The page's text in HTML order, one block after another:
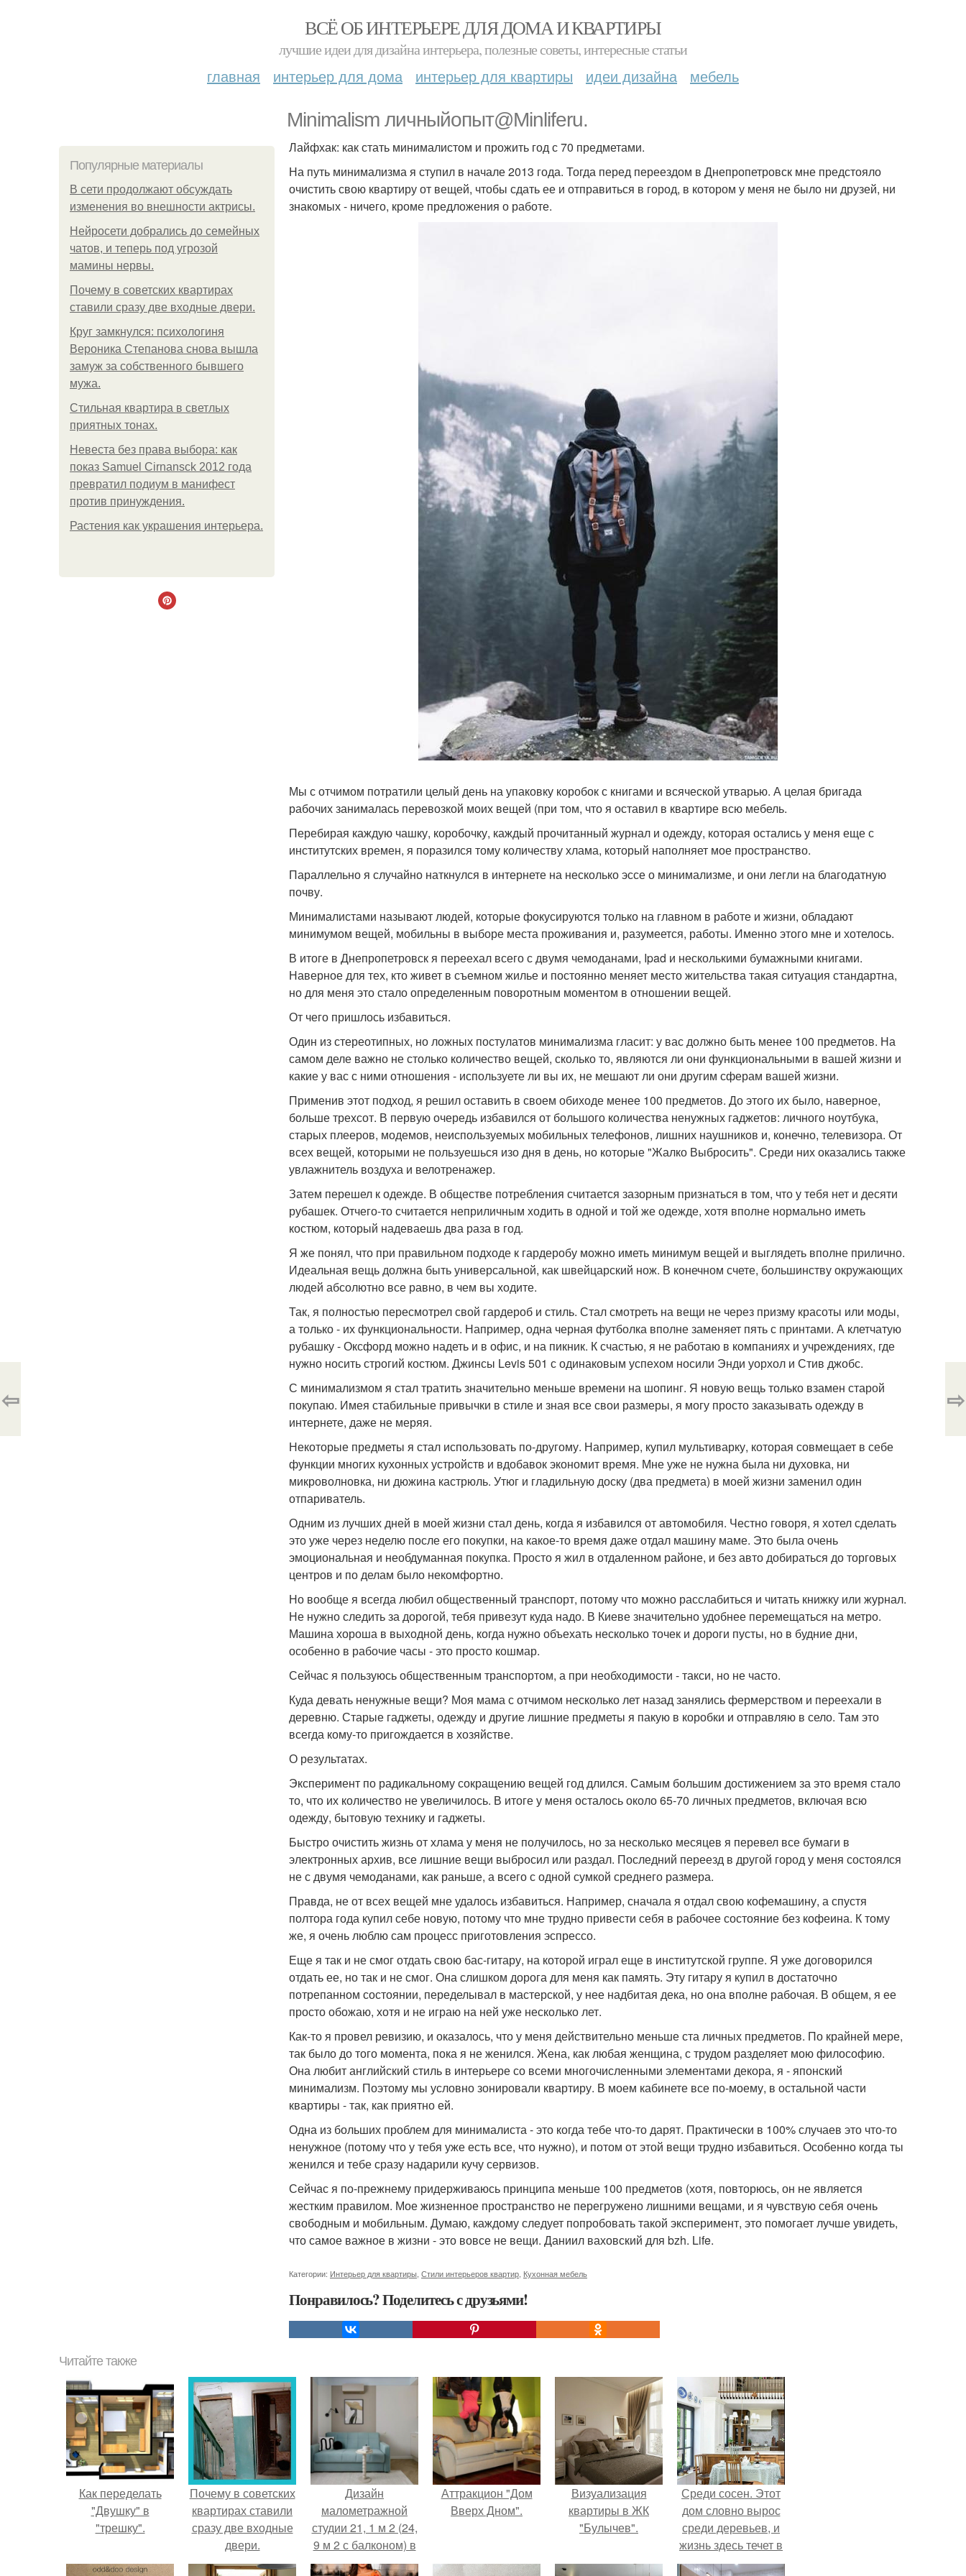
ВСЁ ОБ ИНТЕРЬЕРЕ ДЛЯ ДОМА И КВАРТИРЫ
лучшие идеи для дизайна интерьера, полезные советы, интересные статьи
главная интерьер для дома интерьер для квартиры идеи дизайна мебель
Minimalism личныйопыт@Minliferu.
Популярные материалы
В сети продолжают обсуждать
изменения во внешности актрисы.
Нейросети добрались до семейных
чатов, и теперь под угрозой
мамины нервы.
Почему в советских квартирах
ставили сразу две входные двери.
Круг замкнулся: психологиня
Вероника Степанова снова вышла
замуж за собственного бывшего
мужа.
Стильная квартира в светлых
приятных тонах.
Невеста без права выбора: как
показ Samuel Cirnansck 2012 года
превратил подиум в манифест
против принуждения.
Растения как украшения интерьера.
Лайфхак: как стать минималистом и прожить год с 70 предметами.
На путь минимализма я ступил в начале 2013 года. Тогда перед переездом в Днепропетровск мне предстояло
очистить свою квартиру от вещей, чтобы сдать ее и отправиться в город, в котором у меня не было ни друзей, ни
знакомых - ничего, кроме предложения о работе.
Мы с отчимом потратили целый день на упаковку коробок с книгами и всяческой утварью. А целая бригада
рабочих занималась перевозкой моих вещей (при том, что я оставил в квартире всю мебель.
Перебирая каждую чашку, коробочку, каждый прочитанный журнал и одежду, которая остались у меня еще с
институтских времен, я поразился тому количеству хлама, который наполняет мое пространство.
Параллельно я случайно наткнулся в интернете на несколько эссе о минимализме, и они легли на благодатную
почву.
Минималистами называют людей, которые фокусируются только на главном в работе и жизни, обладают
минимумом вещей, мобильны в выборе места проживания и, разумеется, работы. Именно этого мне и хотелось.
В итоге в Днепропетровск я переехал всего с двумя чемоданами, Ipad и несколькими бумажными книгами.
Наверное для тех, кто живет в съемном жилье и постоянно меняет место жительства такая ситуация стандартна,
но для меня это стало определенным поворотным моментом в отношении вещей.
От чего пришлось избавиться.
Один из стереотипных, но ложных постулатов минимализма гласит: у вас должно быть менее 100 предметов. На
самом деле важно не столько количество вещей, сколько то, являются ли они функциональными в вашей жизни и
какие у вас с ними отношения - используете ли вы их, не мешают ли они другим сферам вашей жизни.
Применив этот подход, я решил оставить в своем обиходе менее 100 предметов. До этого их было, наверное,
больше трехсот. В первую очередь избавился от большого количества ненужных гаджетов: личного ноутбука,
старых плееров, модемов, неиспользуемых мобильных телефонов, лишних наушников и, конечно, телевизора. От
всех вещей, которыми не пользуешься изо дня в день, но которые "Жалко Выбросить". Среди них оказались также
увлажнитель воздуха и велотренажер.
Затем перешел к одежде. В обществе потребления считается зазорным признаться в том, что у тебя нет и десяти
рубашек. Отчего-то считается неприличным ходить в одной и той же одежде, хотя вполне нормально иметь
костюм, который надеваешь два раза в год.
Я же понял, что при правильном подходе к гардеробу можно иметь минимум вещей и выглядеть вполне прилично.
Идеальная вещь должна быть универсальной, как швейцарский нож. В конечном счете, большинству окружающих
людей абсолютно все равно, в чем вы ходите.
Так, я полностью пересмотрел свой гардероб и стиль. Стал смотреть на вещи не через призму красоты или моды,
а только - их функциональности. Например, одна черная футболка вполне заменяет пять с принтами. А клетчатую
рубашку - Оксфорд можно надеть и в офис, и на пикник. К счастью, я не работаю в компаниях и учреждениях, где
нужно носить строгий костюм. Джинсы Levis 501 с одинаковым успехом носили Энди уорхол и Стив джобс.
С минимализмом я стал тратить значительно меньше времени на шопинг. Я новую вещь только взамен старой
покупаю. Имея стабильные привычки в стиле и зная все свои размеры, я могу просто заказывать одежду в
интернете, даже не меряя.
Некоторые предметы я стал использовать по-другому. Например, купил мультиварку, которая совмещает в себе
функции многих кухонных устройств и вдобавок экономит время. Мне уже не нужна была ни духовка, ни
микроволновка, ни дюжина кастрюль. Утюг и гладильную доску (два предмета) в моей жизни заменил один
отпариватель.
Одним из лучших дней в моей жизни стал день, когда я избавился от автомобиля. Честно говоря, я хотел сделать
это уже через неделю после его покупки, на какое-то время даже отдал машину маме. Это была очень
эмоциональная и необдуманная покупка. Просто я жил в отдаленном районе, и без авто добираться до торговых
центров и по делам было некомфортно.
Но вообще я всегда любил общественный транспорт, потому что можно расслабиться и читать книжку или журнал.
Не нужно следить за дорогой, тебя привезут куда надо. В Киеве значительно удобнее перемещаться на метро.
Машина хороша в выходной день, когда нужно объехать несколько точек и дороги пусты, но в будние дни,
особенно в рабочие часы - это просто кошмар.
Сейчас я пользуюсь общественным транспортом, а при необходимости - такси, но не часто.
Куда девать ненужные вещи? Моя мама с отчимом несколько лет назад занялись фермерством и переехали в
деревню. Старые гаджеты, одежду и другие лишние предметы я пакую в коробки и отправляю в село. Там это
всегда кому-то пригождается в хозяйстве.
О результатах.
Эксперимент по радикальному сокращению вещей год длился. Самым большим достижением за это время стало
то, что их количество не увеличилось. В итоге у меня осталось около 65-70 личных предметов, включая всю
одежду, бытовую технику и гаджеты.
Быстро очистить жизнь от хлама у меня не получилось, но за несколько месяцев я перевел все бумаги в
электронных архив, все лишние вещи выбросил или раздал. Последний переезд в другой город у меня состоялся
не с двумя чемоданами, как раньше, а всего с одной сумкой среднего размера.
Правда, не от всех вещей мне удалось избавиться. Например, сначала я отдал свою кофемашину, а спустя
полтора года купил себе новую, потому что мне трудно привести себя в рабочее состояние без кофеина. К тому
же, я очень люблю сам процесс приготовления эспрессо.
Еще я так и не смог отдать свою бас-гитару, на которой играл еще в институтской группе. Я уже договорился
отдать ее, но так и не смог. Она слишком дорога для меня как память. Эту гитару я купил в достаточно
потрепанном состоянии, переделывал в мастерской, у нее надбитая дека, но она вполне рабочая. В общем, я ее
просто обожаю, хотя и не играю на ней уже несколько лет.
Как-то я провел ревизию, и оказалось, что у меня действительно меньше ста личных предметов. По крайней мере,
так было до того момента, пока я не женился. Жена, как любая женщина, с трудом разделяет мою философию.
Она любит английский стиль в интерьере со всеми многочисленными элементами декора, я - японский
минимализм. Поэтому мы условно зонировали квартиру. В моем кабинете все по-моему, в остальной части
квартиры - так, как приятно ей.
Одна из больших проблем для минималиста - это когда тебе что-то дарят. Практически в 100% случаев это что-то
ненужное (потому что у тебя уже есть все, что нужно), и потом от этой вещи трудно избавиться. Особенно когда ты
женился и тебе сразу надарили кучу сервизов.
Сейчас я по-прежнему придерживаюсь принципа меньше 100 предметов (хотя, повторюсь, он не является
жестким правилом. Мое жизненное пространство не перегружено лишними вещами, и я чувствую себя очень
свободным и мобильным. Думаю, каждому следует попробовать такой эксперимент, это помогает лучше увидеть,
что самое важное в жизни - это вовсе не вещи. Даниил ваховский для bzh. Life.
Категории: Интерьер для квартиры Стили интерьеров квартир Кухонная мебель
Понравилось? Поделитесь с друзьями!
⇦ ⇨
Читайте также
Как переделать
"Двушку" в
"трешку".
Почему в советских
квартирах ставили
сразу две входные
двери.
Дизайн
малометражной
студии 21, 1 м 2 (24,
9 м 2 с балконом) в
Краснодаре.
Аттракцион "Дом
Вверх Дном".
Визуализация
квартиры в ЖК
"Булычев".
Среди сосен. Этот
дом словно вырос
среди деревьев, и
жизнь здесь течет в
собственном ритме